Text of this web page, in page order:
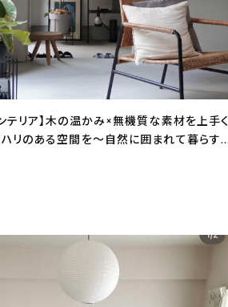
テリア】木の温かみ×無機質な素材を上手く
ハリのある空間を〜自然に囲まれて暮らす
）